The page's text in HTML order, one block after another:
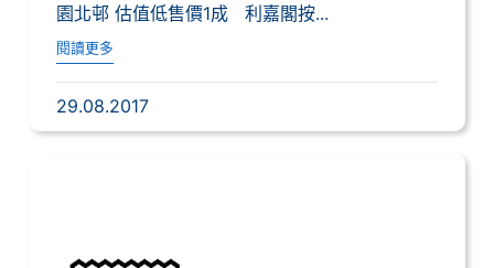
園北邨 估值低售價1成 利嘉閣按...
閱讀更多
29.08.2017